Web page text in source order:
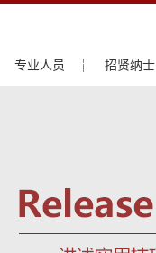
专业人员 招贤纳士